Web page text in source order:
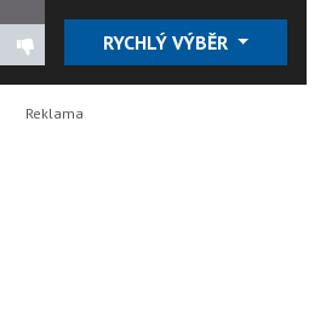
RYCHLÝ VÝBĚR